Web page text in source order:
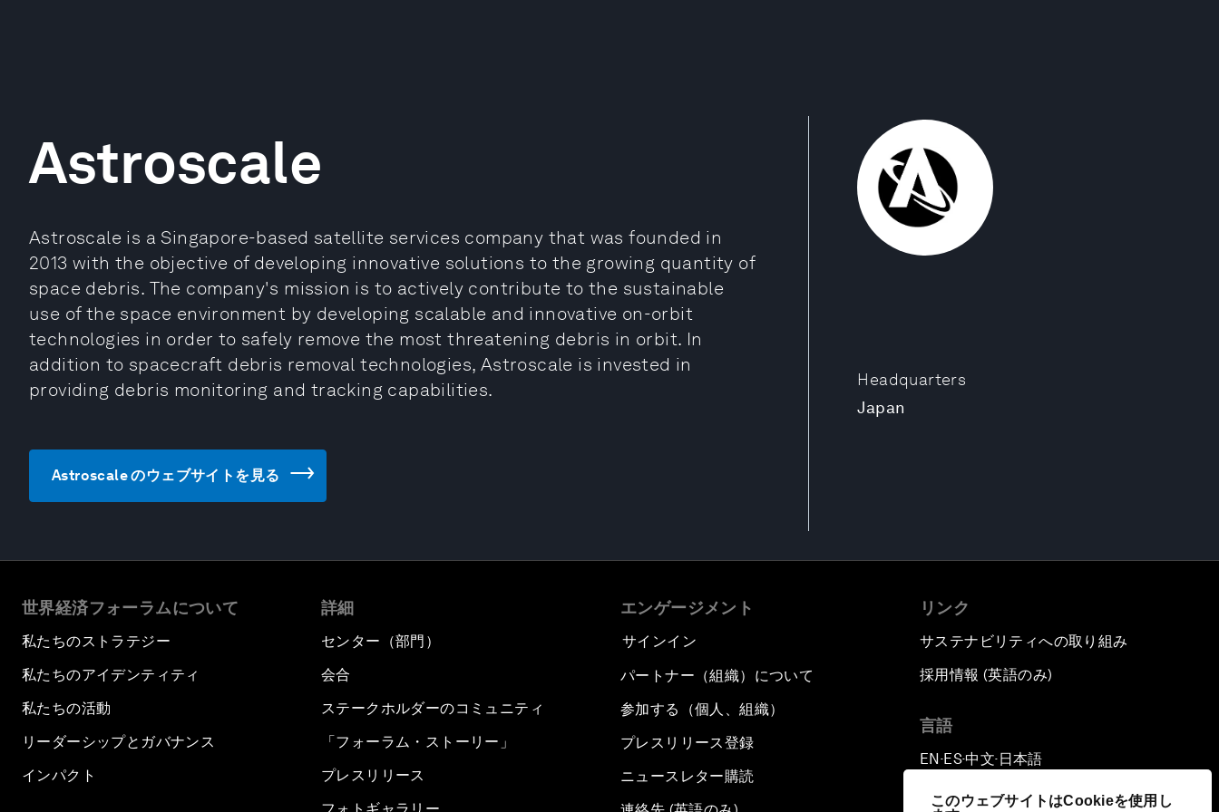
このウェブサイトはCookieを使用し
Headquarters
Japan
Astroscale
Astroscale is a Singapore-based satellite services company that was founded in
2013 with the objective of developing innovative solutions to the growing quantity of
space debris. The company's mission is to actively contribute to the sustainable
use of the space environment by developing scalable and innovative on-orbit
technologies in order to safely remove the most threatening debris in orbit. In
addition to spacecraft debris removal technologies, Astroscale is invested in
providing debris monitoring and tracking capabilities.
Astroscale のウェブサイトを見る
世界経済フォーラムについて
私たちのストラテジー
私たちのアイデンティティ
私たちの活動
リーダーシップとガバナンス
インパクト
詳細
センター（部門）
会合
ステークホルダーのコミュニティ
「フォーラム・ストーリー」
プレスリリース
エンゲージメント
サインイン
パートナー（組織）について
参加する（個人、組織）
プレスリリース登録
ニュースレター購読
リンク
サステナビリティへの取り組み
採用情報 (英語のみ)
言語
EN ▪ES▪中文▪ 日本語